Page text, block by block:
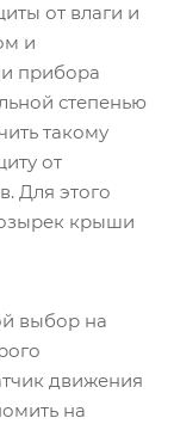
от влаги и
и
прибора
степенью
такому
от
Для этого
крыши
выбор на
движения
на